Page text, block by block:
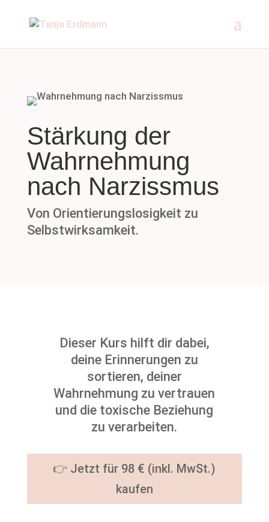
Stärkung der
Wahrnehmung
nach Narzissmus
Von Orientierungslosigkeit zu
Selbstwirksamkeit.
Dieser Kurs hilft dir dabei,
deine Erinnerungen zu
sortieren, deiner
Wahrnehmung zu vertrauen
und die toxische Beziehung
zu verarbeiten.
👉 Jetzt für 98 € (inkl. MwSt.)
kaufen